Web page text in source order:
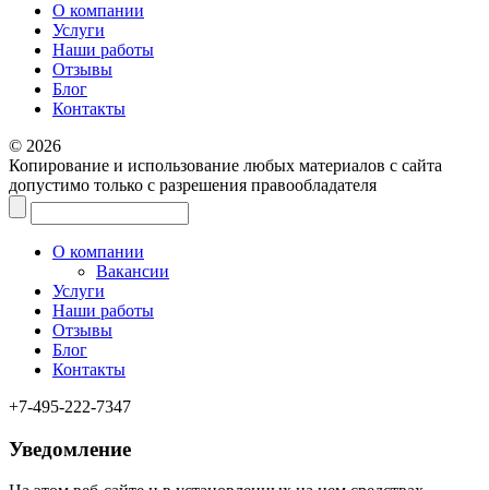
О компании
Услуги
Наши работы
Отзывы
Блог
Контакты
© 2026
Копирование и использование любых материалов с сайта
допустимо только с разрешения правообладателя
О компании
Вакансии
Услуги
Наши работы
Отзывы
Блог
Контакты
+7-495-222-7347
Уведомление